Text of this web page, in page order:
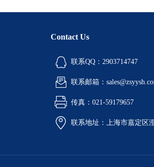
Contact Us
联系QQ：2903714747
联系邮箱：
传真：021-59179657
联系地址：上海市嘉定区